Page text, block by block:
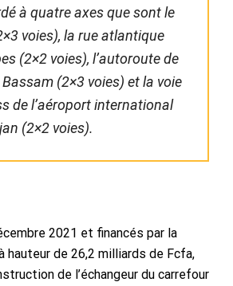
à quatre axes que sont le
voies), la rue atlantique
(2×2 voies), l’autoroute de
(2×3 voies) et la voie
de l’aéroport international
(2×2 voies).
2021 et financés par la
hauteur de 26,2 milliards de Fcfa,
de l’échangeur du carrefour